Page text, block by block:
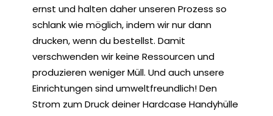
ernst und halten daher unseren Prozess so
schlank wie möglich, indem wir nur dann
drucken, wenn du bestellst. Damit
verschwenden wir keine Ressourcen und
produzieren weniger Müll. Und auch unsere
Einrichtungen sind umweltfreundlich! Den
Strom zum Druck deiner Hardcase Handyhülle